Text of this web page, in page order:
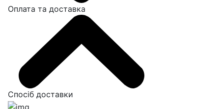
Оплата та доставка
Спосіб доставки